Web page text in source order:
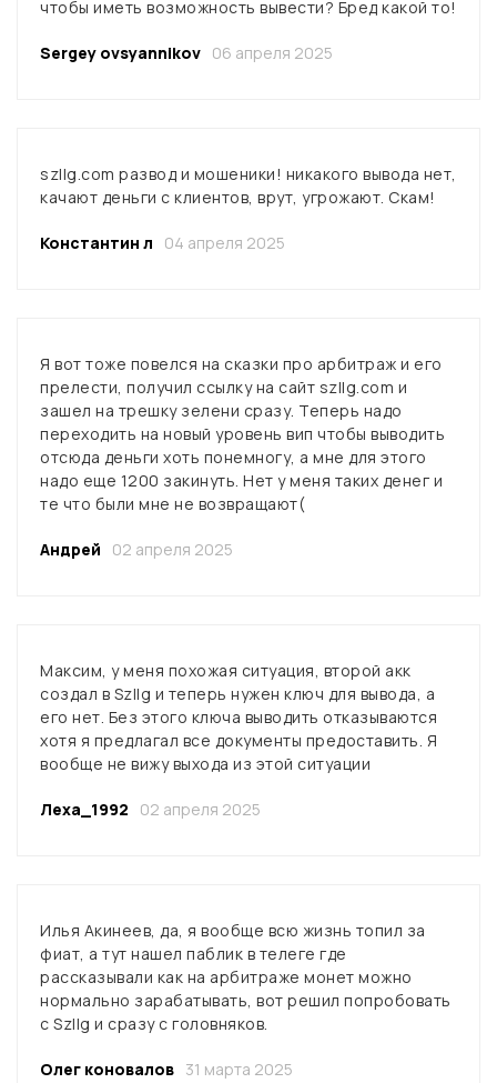
чтобы иметь возможность вывести? Бред какой то!
Sergey ovsyannikov 06 апреля 2025
szllg.com развод и мошеники! никакого вывода нет,
качают деньги с клиентов, врут, угрожают. Скам!
Константин л 04 апреля 2025
Я вот тоже повелся на сказки про арбитраж и его
прелести, получил ссылку на сайт szllg.com и
зашел на трешку зелени сразу. Теперь надо
переходить на новый уровень вип чтобы выводить
отсюда деньги хоть понемногу, а мне для этого
надо еще 1200 закинуть. Нет у меня таких денег и
те что были мне не возвращают(
Андрей 02 апреля 2025
Максим, у меня похожая ситуация, второй акк
создал в Szllg и теперь нужен ключ для вывода, а
его нет. Без этого ключа выводить отказываются
хотя я предлагал все документы предоставить. Я
вообще не вижу выхода из этой ситуации
Леха_1992 02 апреля 2025
Илья Акинеев, да, я вообще всю жизнь топил за
фиат, а тут нашел паблик в телеге где
рассказывали как на арбитраже монет можно
нормально зарабатывать, вот решил попробовать
с Szllg и сразу с головняков.
Олег коновалов 31 марта 2025